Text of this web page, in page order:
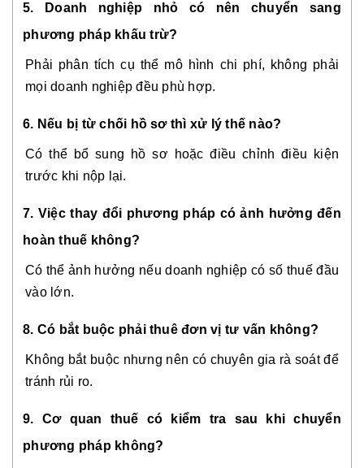
5. Doanh nghiệp nhỏ có nên chuyển sang
phương pháp khấu trừ?
Phải phân tích cụ thể mô hình chi phí, không phải
mọi doanh nghiệp đều phù hợp.
6. Nếu bị từ chối hồ sơ thì xử lý thế nào?
Có thể bổ sung hồ sơ hoặc điều chỉnh điều kiện
trước khi nộp lại.
7. Việc thay đổi phương pháp có ảnh hưởng đến
hoàn thuế không?
Có thể ảnh hưởng nếu doanh nghiệp có số thuế đầu
vào lớn.
8. Có bắt buộc phải thuê đơn vị tư vấn không?
Không bắt buộc nhưng nên có chuyên gia rà soát để
tránh rủi ro.
9. Cơ quan thuế có kiểm tra sau khi chuyển
phương pháp không?